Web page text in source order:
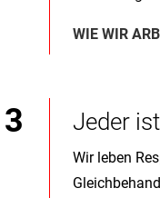
WIE WIR
Jeder
Wir leben